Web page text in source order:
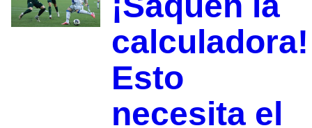
calculadora!
Esto
necesita el